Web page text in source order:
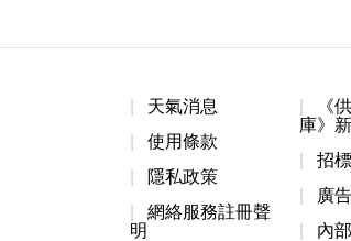
天氣消息
使用條款
隱私政策
網絡服務註冊聲
明
《
庫》
招標
廣
內